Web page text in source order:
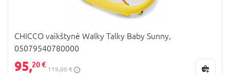
CHICCO vaikštynė Walky Talky Baby Sunny,
05079540780000
95,20 €
119,00 €